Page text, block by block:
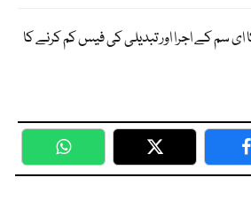
سم کے اجرا اور تبدیلی کی فیس کم کرنے کا
WhatsApp Twitter